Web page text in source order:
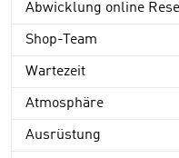
Abwicklung online
Shop-Team
Wartezeit
Atmosphäre
Ausrüstung